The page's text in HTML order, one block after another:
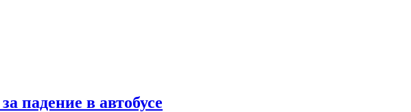
падение в автобусе